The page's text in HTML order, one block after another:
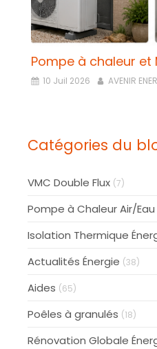
Pompe à chaleur et
10 Juil 2026 AVENIR
Catégories du
VMC Double Flux (7)
Pompe à Chaleur Air/Eau
Isolation Thermique
Actualités Énergie (38)
Aides (65)
Poêles à granulés (18)
Rénovation Globale